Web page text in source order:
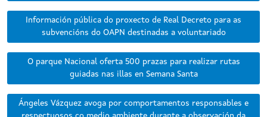
Información pública do proxecto de Real Decreto para as
subvencións do OAPN destinadas a voluntariado
O parque Nacional oferta 500 prazas para realizar rutas
guiadas nas illas en Semana Santa
Ángeles Vázquez avoga por comportamentos responsables e